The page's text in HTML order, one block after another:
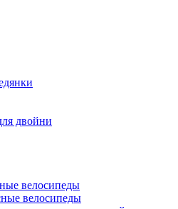
двойни
велосипеды
велосипеды